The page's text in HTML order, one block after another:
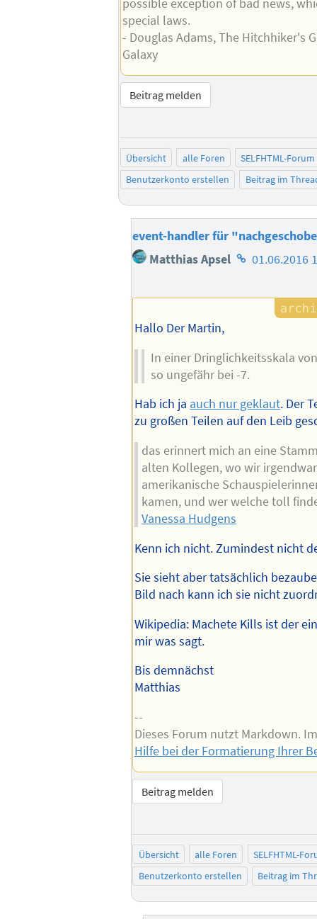
possible exception of bad news,
special laws.
- Douglas Adams, The Hitchhiker's
Galaxy
Beitrag melden
Übersicht alle Foren
SELFHTML-Forum
Benutzerkonto erstellen
Beitrag im
event-handler für
Matthias Apsel Homepage
Autors
01.06.2016
Hallo Der Martin,
In einer Dringlichkeitsskala
so ungefähr bei -7.
Hab ich ja auch nur geklaut. Der
zu großen Teilen auf den Leib
das erinnert mich an eine
alten Kollegen, wo wir
amerikanische
kamen, und wer welche toll
Vanessa Hudgens
Kenn ich nicht. Zumindest nicht
Sie sieht aber tatsächlich
Bild nach kann ich sie nicht
Wikipedia: Machete Kills ist der
mir was sagt.
Bis demnächst
Matthias
--
Dieses Forum nutzt Markdown.
Hilfe bei der Formatierung Ihrer
Beitrag melden
Übersicht alle Foren
SELFHTML-
Benutzerkonto erstellen
Beitrag im